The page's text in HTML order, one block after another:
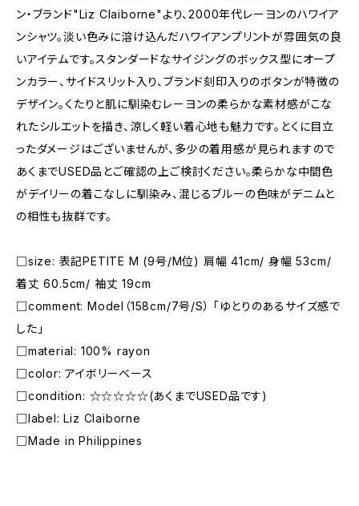
ン・ブランド"Liz Claiborne"より、2000年代レーヨンのハワイア
ンシャツ。淡い色みに溶け込んだハワイアンプリントが雰囲気の良
いアイテムです。スタンダードなサイジングのボックス型にオープ
ンカラー、サイドスリット入り、ブランド刻印入りのボタンが特徴の
デザイン。くたりと肌に馴染むレーヨンの柔らかな素材感がこな
れたシルエットを描き、涼しく軽い着心地も魅力です。とくに目立
ったダメージはございませんが、多少の着用感が見られますので
あくまでUSED品とご確認の上ご検討ください。柔らかな中間色
がデイリーの着こなしに馴染み、混じるブルーの色味がデニムと
の相性も抜群です。
□size: 表記PETITE M (9号/M位) 肩幅 41cm/ 身幅 53cm/
着丈 60.5cm/ 袖丈 19cm
□comment: Model（158cm/7号/S） 「ゆとりのあるサイズ感で
した」
□material: 100% rayon
□color: アイボリーベース
□condition: ☆☆☆☆☆(あくまでUSED品です)
□label: Liz Claiborne
□Made in Philippines